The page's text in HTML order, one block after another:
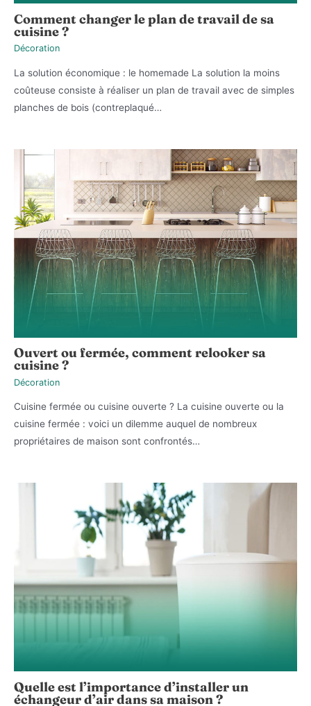
Comment changer le plan de travail de sa
cuisine ?
Décoration
La solution économique : le homemade La solution la moins
coûteuse consiste à réaliser un plan de travail avec de simples
planches de bois (contreplaqué…
Ouvert ou fermée, comment relooker sa
cuisine ?
Décoration
Cuisine fermée ou cuisine ouverte ? La cuisine ouverte ou la
cuisine fermée : voici un dilemme auquel de nombreux
propriétaires de maison sont confrontés…
Quelle est l’importance d’installer un
échangeur d’air dans sa maison ?